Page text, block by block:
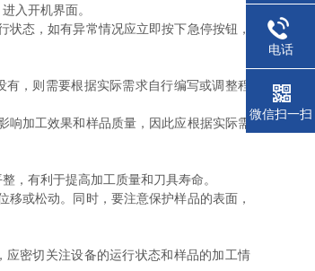
入开机界面。
态，如有异常情况应立即按下急停按钮，
，则需要根据实际需求自行编写或调整程
加工效果和样品质量，因此应根据实际需
有利于提高加工质量和刀具寿命。
或松动。同时，要注意保护样品的表面，
密切关注设备的运行状态和样品的加工情
电话
微信扫一扫